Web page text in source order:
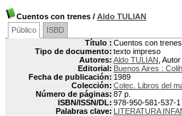
Cuentos con trenes / Aldo TULIAN
Público
ISBD
Título : Cuentos con trenes
Tipo de documento: texto impreso
Autores: Aldo TULIAN , Autor
Editorial: Buenos Aires :
Fecha de publicación: 1989
Colección: Colec. Libros del
Número de páginas: 87 p.
ISBN/ISSN/DL: 978-950-581-537-1
Palabras clave: LITERATURA